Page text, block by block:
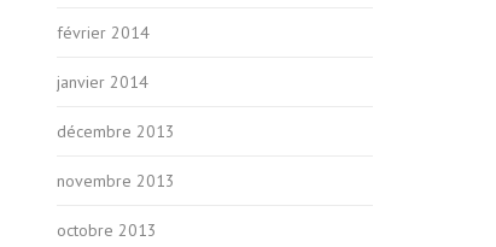
février 2014
janvier 2014
décembre 2013
novembre 2013
octobre 2013